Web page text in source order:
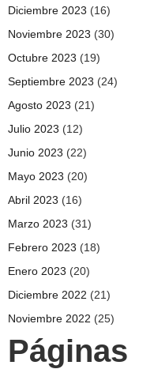
Diciembre 2023 (16)
Noviembre 2023 (30)
Octubre 2023 (19)
Septiembre 2023 (24)
Agosto 2023 (21)
Julio 2023 (12)
Junio 2023 (22)
Mayo 2023 (20)
Abril 2023 (16)
Marzo 2023 (31)
Febrero 2023 (18)
Enero 2023 (20)
Diciembre 2022 (21)
Noviembre 2022 (25)
Páginas